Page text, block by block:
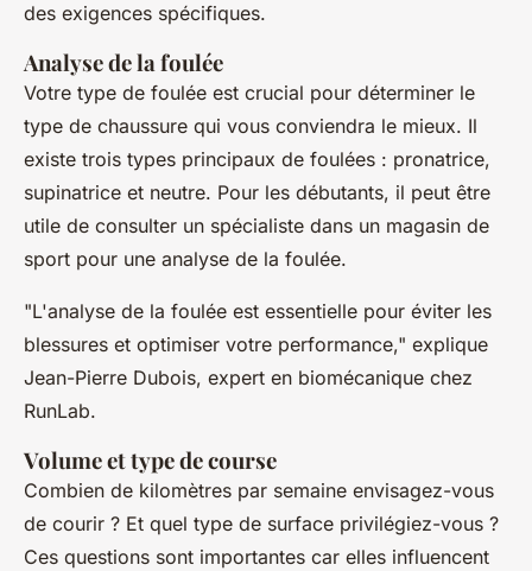
des exigences spécifiques.
Analyse de la foulée
Votre type de foulée est crucial pour déterminer le
type de chaussure qui vous conviendra le mieux. Il
existe trois types principaux de foulées : pronatrice,
supinatrice et neutre. Pour les débutants, il peut être
utile de consulter un spécialiste dans un magasin de
sport pour une analyse de la foulée.
"L'analyse de la foulée est essentielle pour éviter les
blessures et optimiser votre performance," explique
Jean-Pierre Dubois, expert en biomécanique chez
RunLab.
Volume et type de course
Combien de kilomètres par semaine envisagez-vous
de courir ? Et quel type de surface privilégiez-vous ?
Ces questions sont importantes car elles influencent